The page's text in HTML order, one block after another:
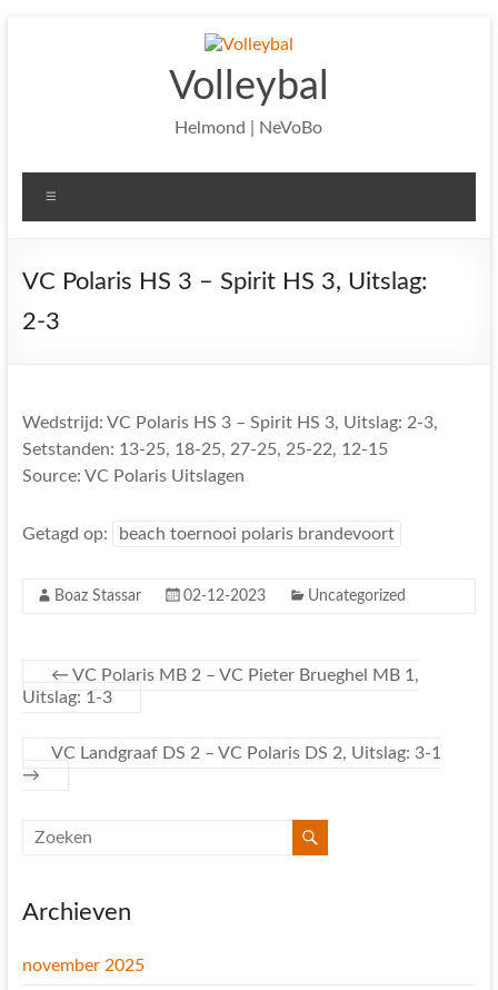
Volleybal
Helmond | NeVoBo
VC Polaris HS 3 – Spirit HS 3, Uitslag:
2-3
Wedstrijd: VC Polaris HS 3 – Spirit HS 3, Uitslag: 2-3,
Setstanden: 13-25, 18-25, 27-25, 25-22, 12-15
Source: VC Polaris Uitslagen
Getagd op: beach toernooi polaris brandevoort
Boaz Stassar 02-12-2023 Uncategorized
← VC Polaris MB 2 – VC Pieter Brueghel MB 1,
Uitslag: 1-3
VC Landgraaf DS 2 – VC Polaris DS 2, Uitslag: 3-1
→
Archieven
november 2025